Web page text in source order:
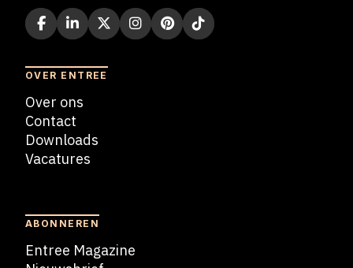
OVER ENTREE
Over ons
Contact
Downloads
Vacatures
ABONNEREN
Entree Magazine